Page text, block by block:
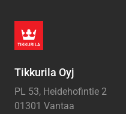
Tikkurila Oyj
PL 53, Heidehofintie 2
01301 Vantaa